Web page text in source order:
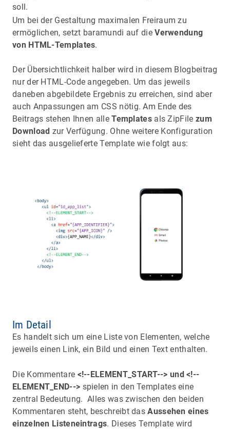
soll.
Um bei der Gestaltung maximalen Freiraum zu
ermöglichen, setzt baramundi auf dieVerwendung
von HTML-Templates.
Der Übersichtlichkeit halber wird in diesem Blogbeitrag
nur der HTML-Code angegeben. Um das jeweils
daneben abgebildete Ergebnis zu erreichen, sind aber
auch Anpassungen am CSS nötig. Am Ende des
Beitrags stehen Ihnen alleTemplatesals ZipFile zum
Download zur Verfügung. Ohne weitere Konfiguration
sieht das ausgelieferte Template wie folgt aus:
Im Detail
Es handelt sich um eine Liste von Elementen, welche
jeweils einen Link, ein Bild und einen Text enthalten.
Die Kommentare <!--ELEMENT_START--> und <!--
ELEMENT_END--> spielen in den Templates eine
zentral Bedeutung. Alles was zwischen den beiden
Kommentaren steht, beschreibt dasAussehen eines
einzelnen Listeneintrags. Dieses Template wird